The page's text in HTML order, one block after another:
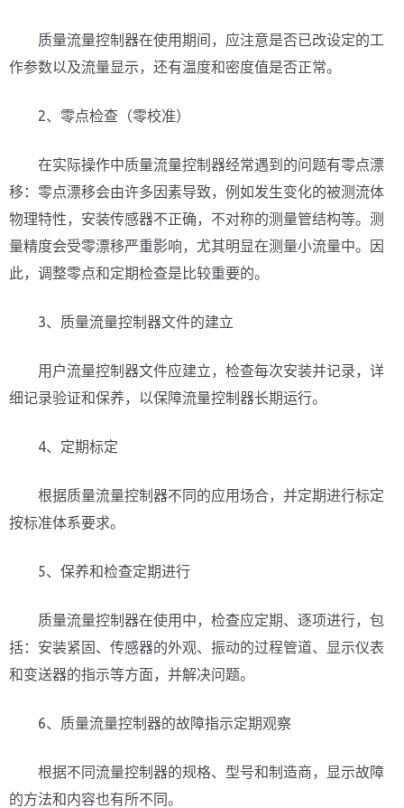
质量流量控制器在使用期间，应注意是否已改设定的工
作参数以及流量显示，还有温度和密度值是否正常。
2、零点检查（零校准）
在实际操作中质量流量控制器经常遇到的问题有零点漂
移：零点漂移会由许多因素导致，例如发生变化的被测流体
物理特性，安装传感器不正确，不对称的测量管结构等。测
量精度会受零漂移严重影响，尤其明显在测量小流量中。因
此，调整零点和定期检查是比较重要的。
3、质量流量控制器文件的建立
用户流量控制器文件应建立，检查每次安装并记录，详
细记录验证和保养，以保障流量控制器长期运行。
4、定期标定
根据质量流量控制器不同的应用场合，并定期进行标定
按标准体系要求。
5、保养和检查定期进行
质量流量控制器在使用中，检查应定期、逐项进行，包
括：安装紧固、传感器的外观、振动的过程管道、显示仪表
和变送器的指示等方面，并解决问题。
6、质量流量控制器的故障指示定期观察
根据不同流量控制器的规格、型号和制造商，显示故障
的方法和内容也有所不同。